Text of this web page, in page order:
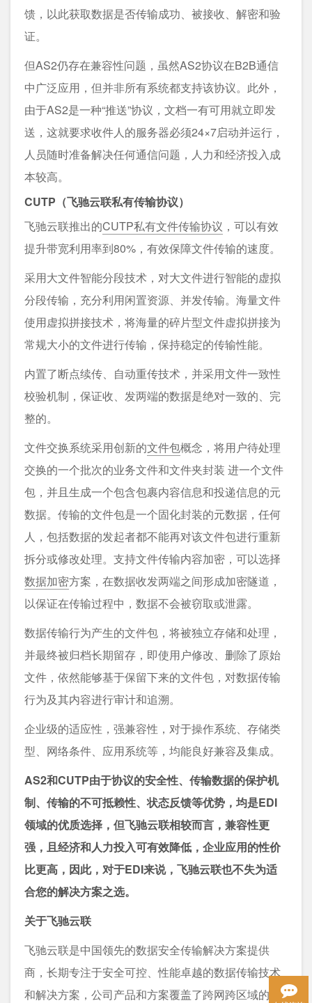
馈，以此获取数据是否传输成功、被接收、解密和验
证。
但AS2仍存在兼容性问题，虽然AS2协议在B2B通信
中广泛应用，但并非所有系统都支持该协议。此外，
由于AS2是一种“推送”协议，文档一有可用就立即发
送，这就要求收件人的服务器必须24×7启动并运行，
人员随时准备解决任何通信问题，人力和经济投入成
本较高。
CUTP（飞驰云联私有传输协议）
飞驰云联推出的CUTP私有文件传输协议 ，可以有效
提升带宽利用率到80%，有效保障文件传输的速度。
采用大文件智能分段技术，对大文件进行智能的虚拟
分段传输，充分利用闲置资源、并发传输。海量文件
使用虚拟拼接技术，将海量的碎片型文件虚拟拼接为
常规大小的文件进行传输，保持稳定的传输性能。
内置了断点续传、自动重传技术，并采用文件一致性
校验机制，保证收、发两端的数据是绝对一致的、完
整的。
文件交换系统采用创新的文件包概念，将用户待处理
交换的一个批次的业务文件和文件夹封装 进一个文件
包，并且生成一个包含包裹内容信息和投递信息的元
数据。传输的文件包是一个固化封装的元数据，任何
人，包括数据的发起者都不能再对该文件包进行重新
拆分或修改处理。支持文件传输内容加密，可以选择
数据加密方案，在数据收发两端之间形成加密隧道，
以保证在传输过程中，数据不会被窃取或泄露。
数据传输行为产生的文件包，将被独立存储和处理，
并最终被归档长期留存，即使用户修改、删除了原始
文件，依然能够基于保留下来的文件包，对数据传输
行为及其内容进行审计和追溯。
企业级的适应性，强兼容性，对于操作系统、存储类
型、网络条件、应用系统等，均能良好兼容及集成。
AS2和CUTP由于协议的安全性、传输数据的保护机
制、传输的不可抵赖性、状态反馈等优势，均是EDI
领域的优质选择，但飞驰云联相较而言，兼容性更
强，且经济和人力投入可有效降低，企业应用的性价
比更高，因此，对于EDI来说，飞驰云联也不失为适
合您的解决方案之选。
关于飞驰云联
飞驰云联是中国领先的数据安全传输解决方案提供
商，长期专注于安全可控、性能卓越的数据传输技术
和解决方案，公司产品和方案覆盖了跨网跨区域的数